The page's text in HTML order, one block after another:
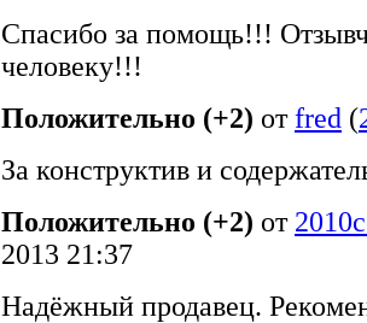
Спасибо за помощь!!!
человеку!!!
Положительно (+2) отfred (
За конструктив и
Положительно (+2) от
2013 21:37
Надёжный продавец.